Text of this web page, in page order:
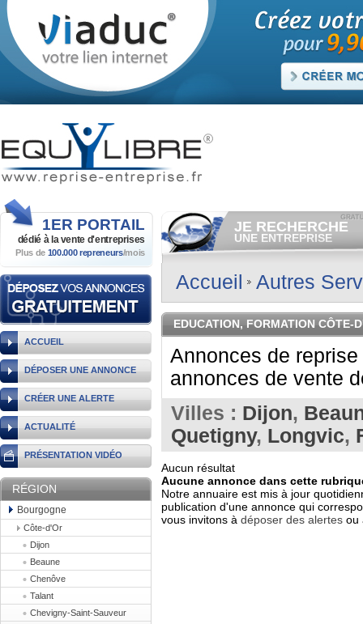
1ER PORTAIL
dédié à la vente d'entreprises
Plus de 100.000 repreneurs/mois
ACCUEIL
DÉPOSER UNE ANNONCE
CRÉER UNE ALERTE
ACTUALITÉ
PRÉSENTATION VIDÉO
RÉGION
Bourgogne
Côte-d'Or
Dijon
Beaune
Chenôve
Talant
Chevigny-Saint-Sauveur
JE RECHERCHE
UNE ENTREPRISE
Consulter gratuitementles
vendre.
Et/ou déposergratuitement
RECHERCHER UNE
ANNONCE
Accueil Autres
EDUCATION, FORMATION CÔTE-
Annonces de
annonces de vente
Villes : Dijon,
Quetigny, Longvic,
Aucun résultat
Aucune annonce dans cette
Notre annuaire est mis à jour
publication d'une annonce qui
vous invitons à déposer des alertes ou